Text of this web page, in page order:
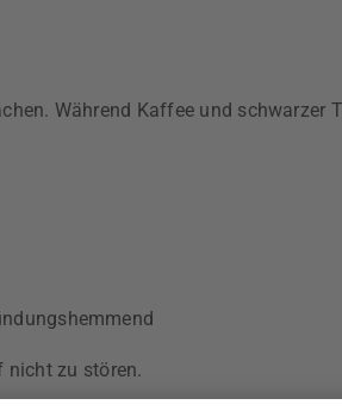
Während Kaffee und schwarzer
nicht zu stören.